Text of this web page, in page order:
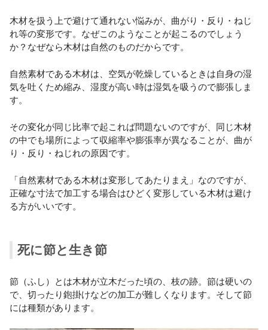
木材を扱う上で避けて通れない悩みが、曲がり・反り・ねじ
れ等の変形です。なぜこのようなことが起こるのでしょう
か？なぜなら木材は自然のものだからです。
自然素材である木材は、空気が乾燥しているときは自身の湿
気を吐くため縮み、湿度が高い時は湿気を吸うので膨張しま
す。
その変化が同じ比率で起これば問題ないのですが、同じ木材
の中でも場所によって収縮率や膨張率が異なることが、曲が
り・反り・ねじれの原因です。
「自然素材である木材は変形してあたりまえ」なのですが、
正確な寸法で加工する場合はひどく変形している木材は避け
る方がいいです。
死に節と生き節
節（ふし）とは木材が立木だった頃の、枝の跡。節は硬いの
で、切ったり鉋掛けなどの加工が難しくなります。そして節
には種類があります。